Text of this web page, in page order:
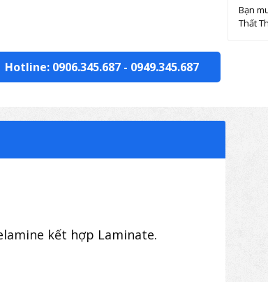
Hotline: 0906.345.687 - 0949.345.687
Bạn
Thất
kết hợp Laminate.